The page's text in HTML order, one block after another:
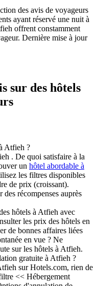
des avis de voyageurs
ayant réservé une nuit à
offrent constamment
Dernière mise à jour
sur des hôtels
Atfieh ?
. De quoi satisfaire à la
un hôtel abordable à
les filtres disponibles
de prix (croissant).
récompenses auprès
hôtels à Atfieh avec
les prix des hôtels en
de bonnes affaires liées
en vue ? Ne
sur les hôtels à Atfieh.
gratuite à Atfieh ?
sur Hotels.com, rien de
<< Hébergement